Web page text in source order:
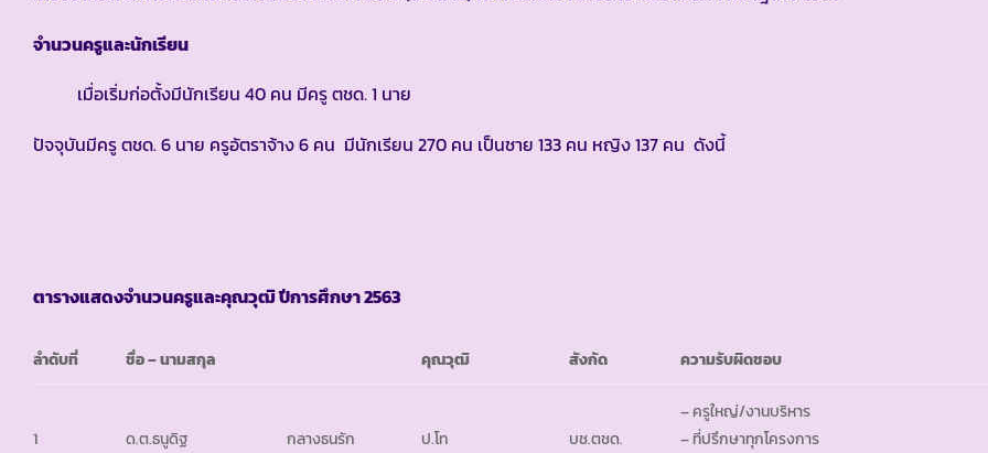
จำนวนครูและนักเรียน
เมื่อเริ่มก่อตั้งมีนักเรียน 40 คน มีครู ตชด. 1 นาย
ปัจจุบันมีครู ตชด. 6 นาย ครูอัตราจ้าง 6 คน มีนักเรียน 270 คน เป็นชาย 133 คน หญิง 137 คน ดังนี้
ตารางแสดงจำนวนครูและคุณวุฒิ ปีการศึกษา2563
ลำดับที่ ชื่อ – นามสกุล คุณวุฒิ สังกัด ความรับผิดชอบ
1 ด.ต.ธนูดิฐ กลางธนรัก ป.โท บช.ตชด.
– ครูใหญ่/งานบริหาร
– ที่ปรึกษาทุกโครงการ